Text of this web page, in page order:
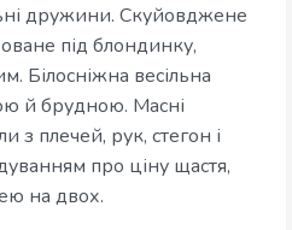
дружини. Скуйовджене
під блондинку,
Білосніжна весільна
й брудною. Масні
з плечей, рук, стегон і
про ціну щастя,
на двох.